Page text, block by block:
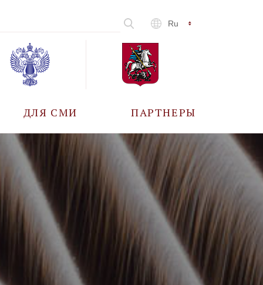
Ru
ДЛЯ СМИ
АККРЕДИТАЦИЯ
ПАРТНЕРЫ